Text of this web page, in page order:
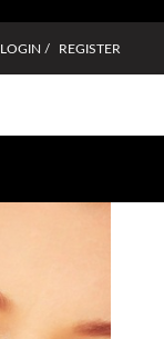
LOGIN / REGISTER